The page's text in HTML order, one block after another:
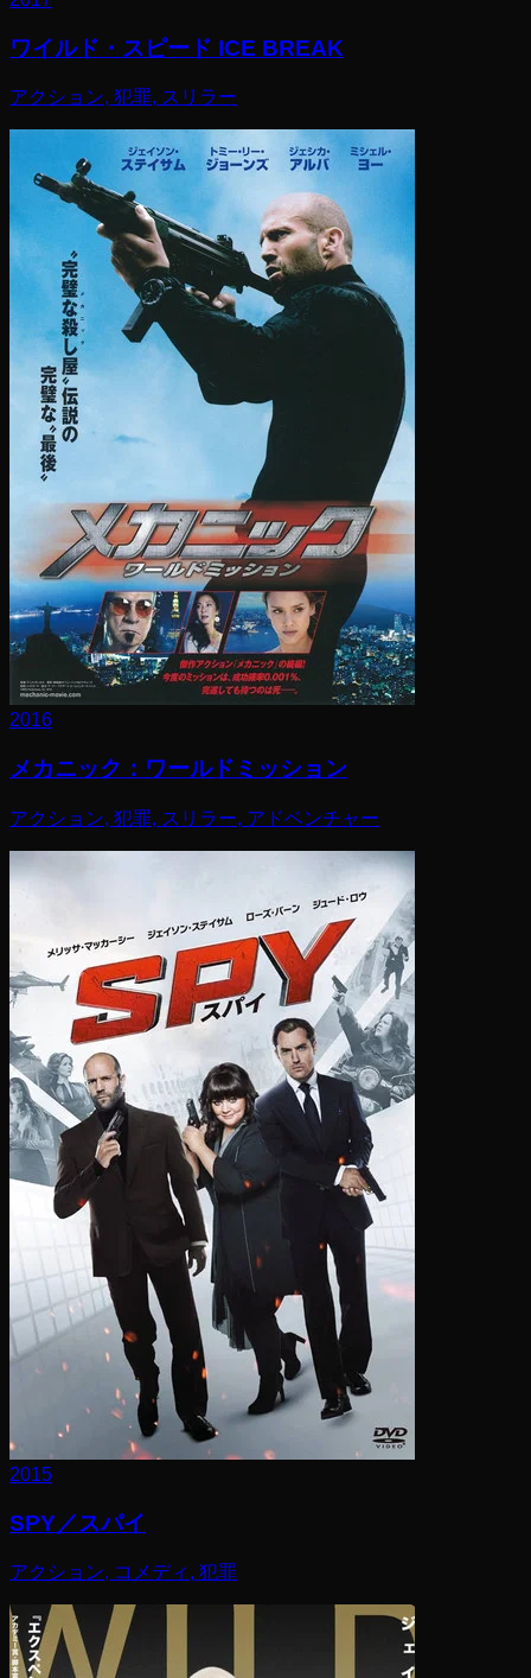
ワイルド・スピード ICE BREAK
アクション, 犯罪, スリラー
2016
メカニック：ワールドミッション
アクション, 犯罪, スリラー, アドベンチャー
2015
SPY／スパイ
アクション, コメディ, 犯罪